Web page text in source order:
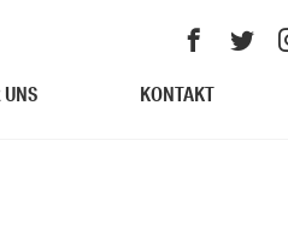
UNS KONTAKT